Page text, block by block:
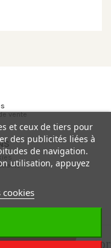
au panier
vente
et ceux de tiers pour
des publicités liées à
de navigation.
utilisation, appuyez
cookies